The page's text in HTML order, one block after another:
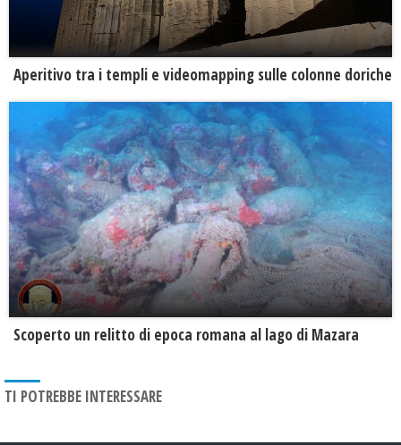
Aperitivo tra i templi e videomapping sulle colonne doriche
Scoperto un relitto di epoca romana al lago di Mazara
TI POTREBBE INTERESSARE